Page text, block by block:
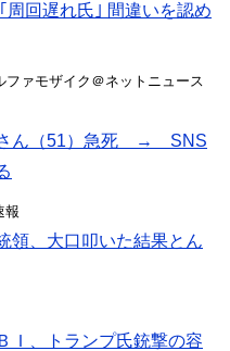
回遅れ氏｣ 間違いを認め
ファモザイク＠ネットニュース
さん（51）急死 → SNS
報
領、大口叩いた結果とん
Ｉ、トランプ氏銃撃の容